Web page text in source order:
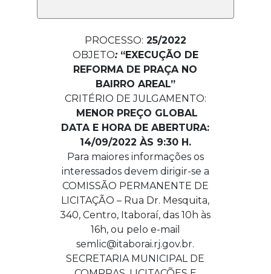
PROCESSO: 25/2022
OBJETO: “EXECUÇÃO DE
REFORMA DE PRAÇA NO
BAIRRO AREAL”
CRITÉRIO DE JULGAMENTO:
MENOR PREÇO GLOBAL
DATA E HORA DE ABERTURA:
14/09/2022 ÀS 9:30 H.
Para maiores informações os
interessados devem dirigir-se a
COMISSÃO PERMANENTE DE
LICITAÇÃO – Rua Dr. Mesquita,
340, Centro, Itaboraí, das 10h às
16h, ou pelo e-mail
semlic@itaborai.rj.gov.br.
SECRETARIA MUNICIPAL DE